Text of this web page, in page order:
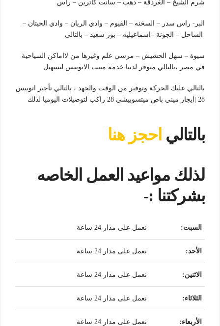
شرم الشيخ – الغردقة – دهب – سانت كاترين – راس
البر- راس سدر – السخنه – الفيوم – وادي الريان – وادي الحيتان –
الساحل – الجونة –اسماعيليه – بور سعيد – بالتالي
سيوة – سهل الحشيش – مرسي علم وغيرها من لااماكن السياحية
في مصر ،بالتالي متوفر لدينا خدمة مبيت الاتوبيس لتسهيل
بالتالي عليك الحركة وتوفير من الوقت والجهد ، بالتالي تأجير اتوبيس
28 |ايجار ميني باص ميتسوبيشي 28 راكب لتوصيلات اليوميا لذلك
بالتالي احجز هنا
لذلك مواعيد العمل الخاصه
بشركتنا :-
السبت: نعمل على مدار 24 ساعة
الأحد: نعمل على مدار 24 ساعة
الاثنين: نعمل على مدار 24 ساعة
الثلاثاء: نعمل على مدار 24 ساعة
الأربعاء: نعمل على مدار 24 ساعة